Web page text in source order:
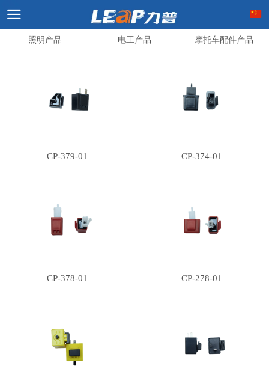
照明产品 电工产品 摩托车配件产品
CP-379-01 CP-374-01
CP-378-01 CP-278-01